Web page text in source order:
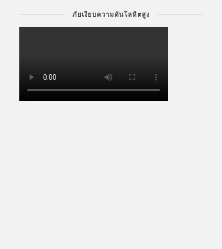
ภัยเงียบความดันโลหิตสูง